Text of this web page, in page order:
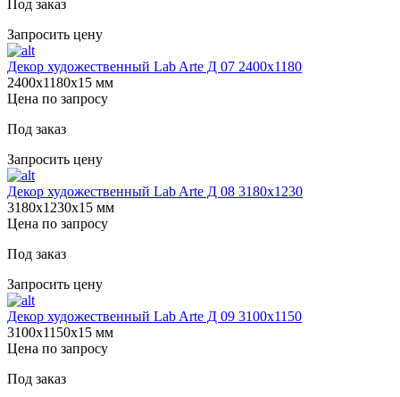
Под заказ
Запросить цену
Декор художественный Lab Arte Д 07 2400х1180
2400х1180х15 мм
Цена по запросу
Под заказ
Запросить цену
Декор художественный Lab Arte Д 08 3180х1230
3180х1230х15 мм
Цена по запросу
Под заказ
Запросить цену
Декор художественный Lab Arte Д 09 3100х1150
3100х1150х15 мм
Цена по запросу
Под заказ